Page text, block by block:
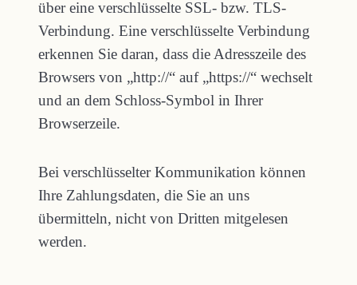
über eine verschlüsselte SSL- bzw. TLS-
Verbindung. Eine verschlüsselte Verbindung
erkennen Sie daran, dass die Adresszeile des
Browsers von „http://“ auf „https://“ wechselt
und an dem Schloss-Symbol in Ihrer
Browserzeile.
Bei verschlüsselter Kommunikation können
Ihre Zahlungsdaten, die Sie an uns
übermitteln, nicht von Dritten mitgelesen
werden.